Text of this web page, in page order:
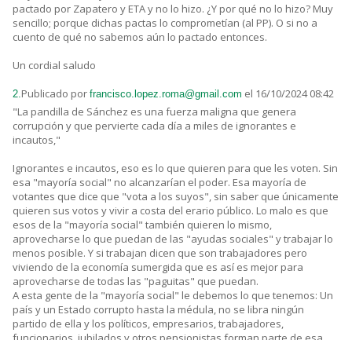
pactado por Zapatero y ETA y no lo hizo. ¿Y por qué no lo hizo? Muy
sencillo; porque dichas pactas lo comprometían (al PP). O si no a
cuento de qué no sabemos aún lo pactado entonces.
Un cordial saludo
2.Publicado por francisco.lopez.roma@gmail.com el 16/10/2024 08:42
"La pandilla de Sánchez es una fuerza maligna que genera
corrupción y que pervierte cada día a miles de ignorantes e
incautos,"
Ignorantes e incautos, eso es lo que quieren para que les voten. Sin
esa "mayoría social" no alcanzarían el poder. Esa mayoría de
votantes que dice que "vota a los suyos", sin saber que únicamente
quieren sus votos y vivir a costa del erario público. Lo malo es que
esos de la "mayoría social" también quieren lo mismo,
aprovecharse lo que puedan de las "ayudas sociales" y trabajar lo
menos posible. Y si trabajan dicen que son trabajadores pero
viviendo de la economía sumergida que es así es mejor para
aprovecharse de todas las "paguitas" que puedan.
A esta gente de la "mayoría social" le debemos lo que tenemos: Un
país y un Estado corrupto hasta la médula, no se libra ningún
partido de ella y los políticos, empresarios, trabajadores,